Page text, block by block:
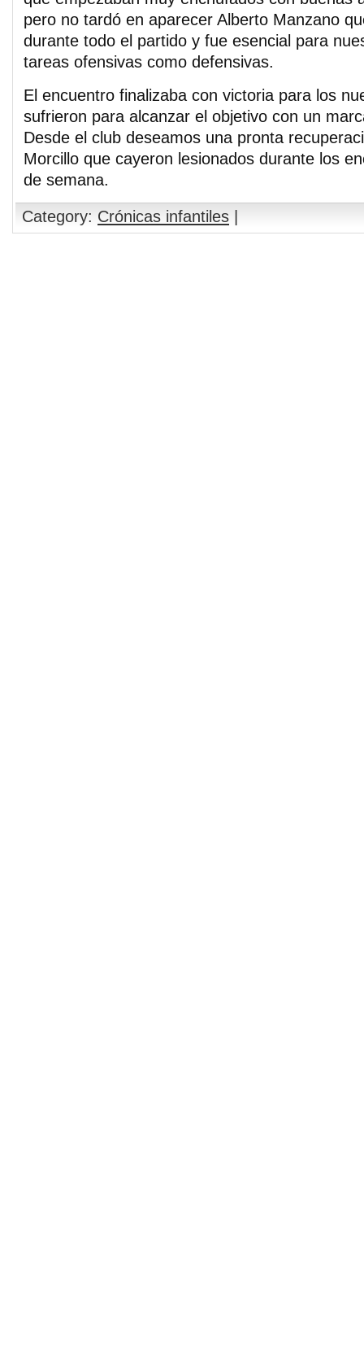
pero no tardó en aparecer Alberto Manzano
durante todo el partido y fue esencial para
tareas ofensivas como defensivas.
El encuentro finalizaba con victoria para los
sufrieron para alcanzar el objetivo con un
Desde el club deseamos una pronta
Morcillo que cayeron lesionados durante los
de semana.
Category: Crónicas infantiles